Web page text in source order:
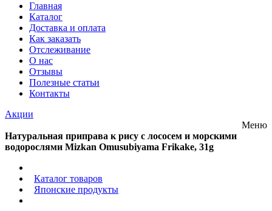
Главная
Каталог
Доставка и оплата
Как заказать
Отслеживание
О нас
Отзывы
Полезные статьи
Контакты
Акции
Меню
Натуральная приправа к рису с лососем и морскими
водорослями Mizkan Omusubiyama Frikake, 31g
Каталог товаров
Японские продукты